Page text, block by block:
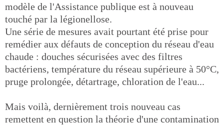
modèle de l'Assistance publique est à nouveau
touché par la légionellose.
Une série de mesures avait pourtant été prise pour
remédier aux défauts de conception du réseau d'eau
chaude : douches sécurisées avec des filtres
bactériens, température du réseau supérieure à 50°C,
pruge prolongée, détartrage, chloration de l'eau...
Mais voilà, dernièrement trois nouveau cas
remettent en question la théorie d'une contamination